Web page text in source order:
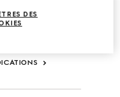
Haussmann
DES